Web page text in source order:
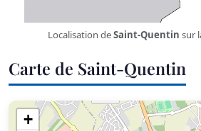
Localisation deSaint-Quentin sur
Carte de Saint-Quentin
+